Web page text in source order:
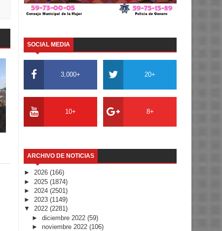
SOCIAL MEDIA
3,000+ 20+
10+ 8+
ARCHIVO DE NOTICIAS
► 2026 (166)
► 2025 (1874)
► 2024 (2501)
► 2023 (1149)
▼ 2022 (2281)
► diciembre 2022 (59)
► noviembre 2022 (106)